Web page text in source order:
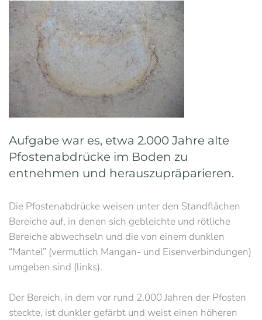
Aufgabe war es, etwa 2.000 Jahre alte
Pfostenabdrücke im Boden zu
entnehmen und herauszupräparieren.
Die Pfostenabdrücke weisen unter den Standflächen
Bereiche auf, in denen sich gebleichte und rötliche
Bereiche abwechseln und die von einem dunklen
“Mantel” (vermutlich Mangan- und Eisenverbindungen)
umgeben sind (links).
Der Bereich, in dem vor rund 2.000 Jahren der Pfosten
steckte, ist dunkler gefärbt und weist einen höheren